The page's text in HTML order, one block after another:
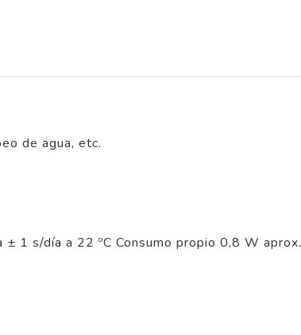
de agua, etc.
1 s/día a 22 ºC Consumo propio 0,8 W aprox.